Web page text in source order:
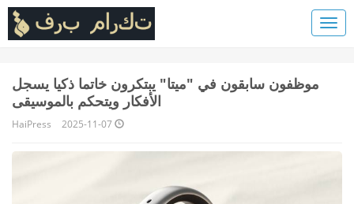
موظفون سابقون في "ميتا" يبتكرون خاتما ذكيا يسجل
الأفكار ويتحكم بالموسيقى
2025-11-07
HaiPress